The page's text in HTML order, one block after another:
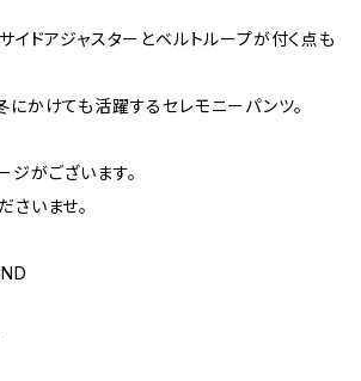
イドアジャスターとベルトループが付く点も
にかけても活躍するセレモニーパンツ。
ジがございます。
さいませ。